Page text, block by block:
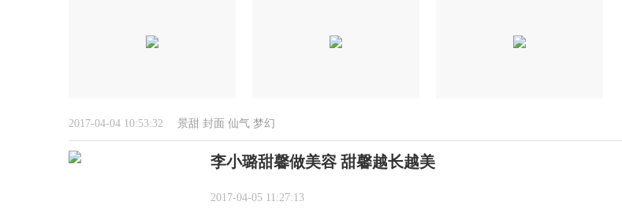
2017-04-04 10:53:32 景甜 封面 仙气 梦幻
李小璐甜馨做美容 甜馨越长越美
2017-04-05 11:27:13